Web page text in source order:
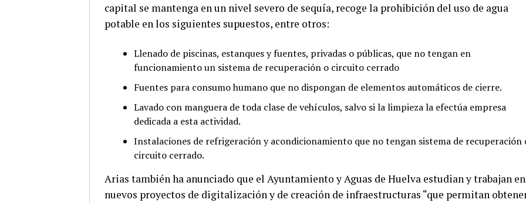
capital se mantenga en un nivel severo de sequía, recoge la prohibición del uso de agua
potable en los siguientes supuestos, entre otros:
Llenado de piscinas, estanques y fuentes, privadas o públicas, que no tengan en
funcionamiento un sistema de recuperación o circuito cerrado
Fuentes para consumo humano que no dispongan de elementos automáticos de cierre.
Lavado con manguera de toda clase de vehículos, salvo si la limpieza la efectúa empresa
dedicada a esta actividad.
Instalaciones de refrigeración y acondicionamiento que no tengan sistema de recuperación
circuito cerrado.
Arias también ha anunciado que el Ayuntamiento y Aguas de Huelva estudian y trabajan en
nuevos proyectos de digitalización y de creación de infraestructuras “que permitan